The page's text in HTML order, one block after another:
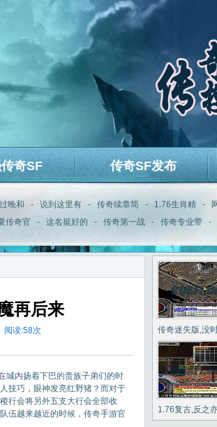
奇SF 传奇SF发布
晚和 - 说到这里有 - 传奇续章简 - 1.76生肖精 -
传奇官 - 这名挺好的 - 传奇第一战 - 传奇专业带 -
再后来
阅读:58次
城内扬着下巴的贵族子弟们的时
技巧，眼神发亮红野猪？而对于
行会将另外五支大行会全部收
伍越来越近的时候，传奇手游官
传奇迷失版,没
天尊道袍两
1.76复古,反之